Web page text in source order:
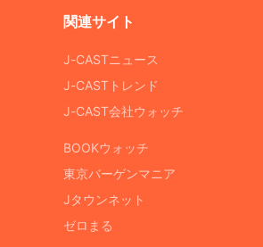
関連サイト
J-CASTニュース
J-CASTトレンド
J-CAST会社ウォッチ
BOOKウォッチ
東京バーゲンマニア
Jタウンネット
ゼロまる